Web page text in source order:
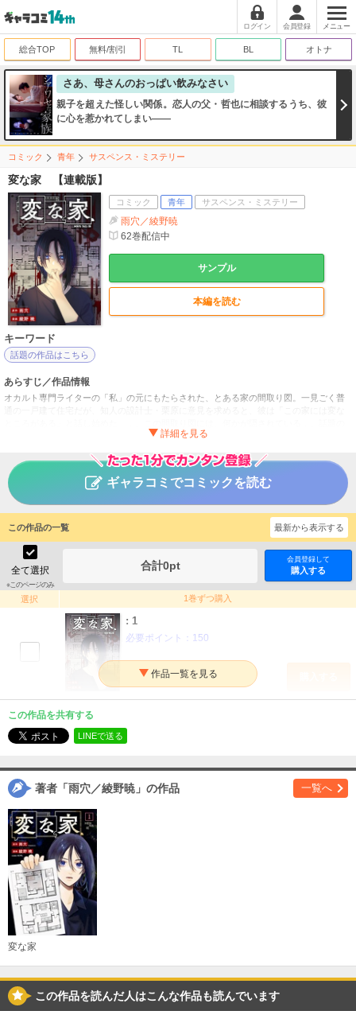
ログイン 会員登録 メニュー
総合TOP 無料/割引 TL BL オトナ
さあ、母さんのおっぱい飲みなさい
親子を超えた怪しい関係。恋人の父・哲也に相談するうち、彼
に心を惹かれてしまい――
コミック 青年 サスペンス・ミステリー
変な家 【連載版】
コミック 青年 サスペンス・ミステリー
雨穴／綾野暁
62巻配信中
サンプル
本編を読む
キーワード
話題の作品はこちら
あらすじ／作品情報
オカルト専門ライターの「私」の元にもたらされた、とある家の間取り図。一見ごく普
通の一戸建て住宅だが、知人の設計士・栗原に意見を求めると、彼は「この家には変な
不動産ミステリー、待望のコミカライズ!! 【本商品は単話コンテンツとなります。単行
で、ご注意ください。】（※本作は、書籍『変な家』（飛鳥新社刊）をコミカライズした
作品です）
タイトル
作者
ジャンル
掲載誌
出版社 一迅社
ギャラコミでコミックを読む
この作品の一覧
全て選択
※このページのみ
合計0pt 会員登録して
購入する
選択 1巻ずつ購入
最新から表示する
: 1
必要ポイント： 150
必要ポイント：
購入する
: 4 前編
必要ポイント：150
この作品を共有する
LINEで送る
著者「雨穴／綾野暁」の作品 一覧へ
変な家
この作品を読んだ人はこんな作品も読んでいます